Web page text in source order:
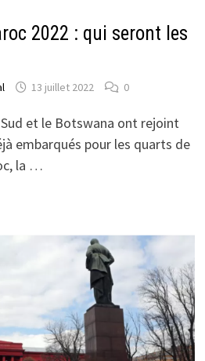
2022 : qui seront les
13 juillet 2022 0
et le Botswana ont rejoint
embarqués pour les quarts de
la …